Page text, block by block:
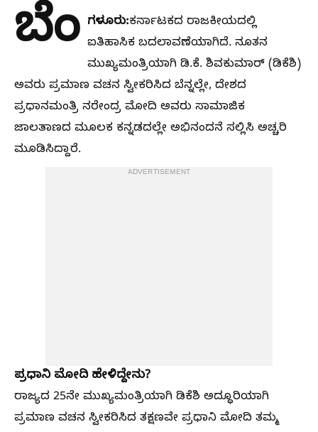
ಬೆಂ ಗಳೂರು:ಕರ್ನಾಟಕದ ರಾಜಕೀಯದಲ್ಲಿ
ಐತಿಹಾಸಿಕ ಬದಲಾವಣೆಯಾಗಿದೆ. ನೂತನ
ಮುಖ್ಯಮಂತ್ರಿಯಾಗಿ ಡಿ.ಕೆ. ಶಿವಕುಮಾರ್ (ಡಿಕೆಶಿ)
ಅವರು ಪ್ರಮಾಣ ವಚನ ಸ್ವೀಕರಿಸಿದ ಬೆನ್ನಲ್ಲೇ, ದೇಶದ
ಪ್ರಧಾನಮಂತ್ರಿ ನರೇಂದ್ರ ಮೋದಿ ಅವರು ಸಾಮಾಜಿಕ
ಜಾಲತಾಣದ ಮೂಲಕ ಕನ್ನಡದಲ್ಲೇ ಅಭಿನಂದನೆ ಸಲ್ಲಿಸಿ ಅಚ್ಚರಿ
ಮೂಡಿಸಿದ್ದಾರೆ.
ADVERTISEMENT
ಪ್ರಧಾನಿ ಮೋದಿ ಹೇಳಿದ್ದೇನು?
ರಾಜ್ಯದ 25ನೇ ಮುಖ್ಯಮಂತ್ರಿಯಾಗಿ ಡಿಕೆಶಿ ಅದ್ಧೂರಿಯಾಗಿ
ಪ್ರಮಾಣ ವಚನ ಸ್ವೀಕರಿಸಿದ ತಕ್ಷಣವೇ ಪ್ರಧಾನಿ ಮೋದಿ ತಮ್ಮ